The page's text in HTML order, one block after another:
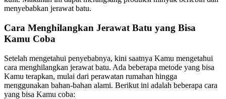
menyebabkan jerawat batu.
Cara Menghilangkan Jerawat Batu yang Bisa
Kamu Coba
Setelah mengetahui penyebabnya, kini saatnya Kamu mengetahui
cara menghilangkan jerawat batu. Ada beberapa metode yang bisa
Kamu terapkan, mulai dari perawatan rumahan hingga
menggunakan bahan-bahan alami. Berikut ini adalah beberapa cara
yang bisa Kamu coba: